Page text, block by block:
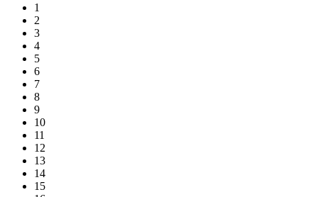
1
2
3
4
5
6
7
8
9
10
11
12
13
14
15